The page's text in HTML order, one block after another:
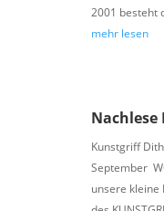
2001 besteht
mehr lesen
Nachlese
Kunstgriff
September
unsere kleine